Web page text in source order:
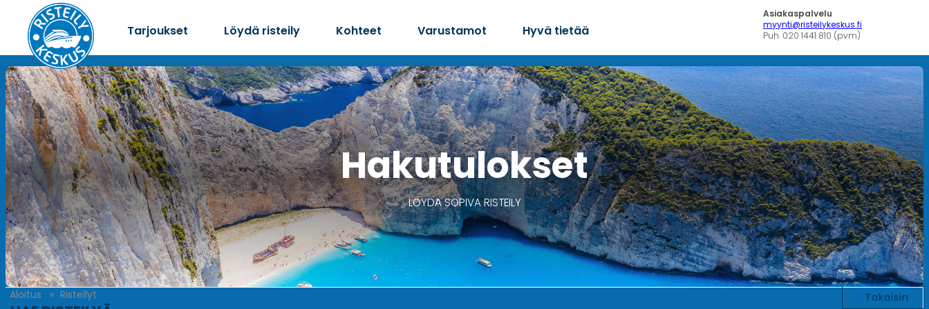
Tarjoukset Löydä risteily Kohteet Varustamot Hyvä tietää
Asiakaspalvelu
myynti@risteilykeskus.fi
Puh. 020 1441 810 (pvm)
Hakutulokset
LÖYDÄ SOPIVA RISTEILY
Takaisin
Aloitus Risteilyt